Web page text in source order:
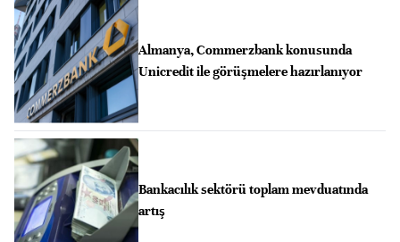
Almanya, Commerzbank konusunda
Unicredit ile görüşmelere hazırlanıyor
Bankacılık sektörü toplam mevduatında
artış